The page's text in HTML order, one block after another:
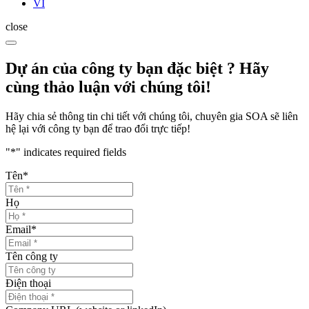
VI
close
Dự án của công ty bạn đặc biệt ? Hãy
cùng thảo luận với chúng tôi!
Hãy chia sẻ thông tin chi tiết với chúng tôi, chuyên gia SOA sẽ liên
hệ lại với công ty bạn để trao đổi trực tiếp!
"*" indicates required fields
Tên*
Họ
Email*
Tên công ty
Điện thoại